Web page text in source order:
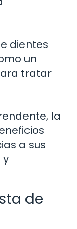
dientes
un
tratar
la
a sus
y
de